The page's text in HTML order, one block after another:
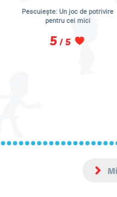
Pescuiește: Un joc de potrivire
pentru cei mici
5 / 5